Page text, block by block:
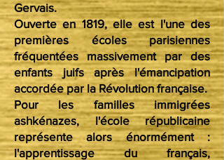
Gervais.
Ouverte en 1819, elle est l'une des
premières écoles parisiennes
fréquentées massivement par des
enfants juifs après l'émancipation
accordée par la Révolution française.
Pour les familles immigrées
ashkénazes, l'école républicaine
représente alors énormément :
l'apprentissage du français,